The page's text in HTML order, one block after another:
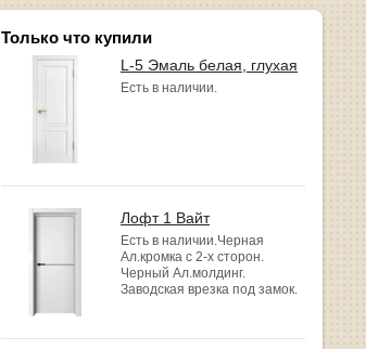
Только что купили
L-5 Эмаль белая, глухая
Есть в наличии.
Лофт 1 Вайт
Есть в наличии.Черная
Ал.кромка с 2-х сторон.
Черный Ал.молдинг.
Заводская врезка под замок.